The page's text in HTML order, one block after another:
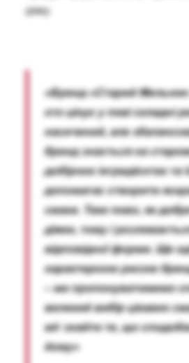
діжку.
«Бренд «Старий Мельник
хто цінує у пиві складні
насичений, але
бренд знається на
добірних інгредієнтах та
допомагає створити
смаки. Таке пиво, як
діжки, тому і
відповідної форми. Ще
характерною рисою
– ми пропонуватимемо
великий вибір цікавих
міг знайти те, що
йому»